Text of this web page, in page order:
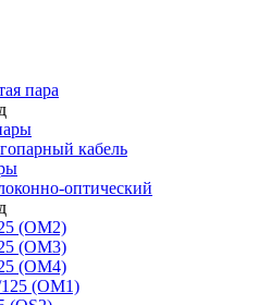
пара
кабель
оптический
(OM2)
(OM3)
(OM4)
(OM1)